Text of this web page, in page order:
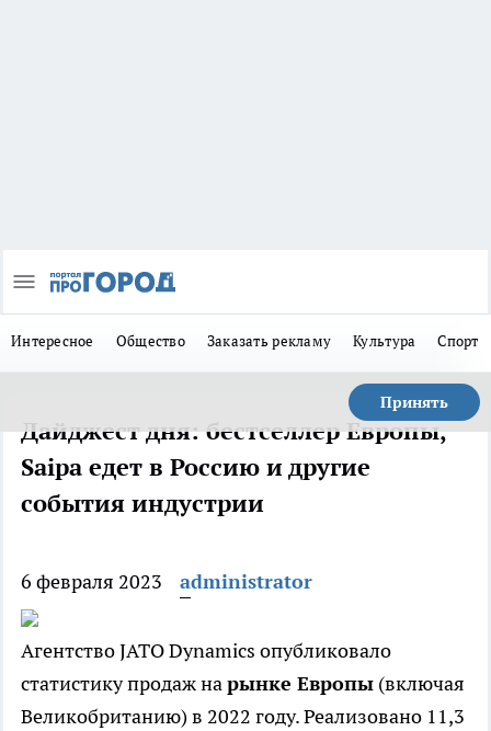
Интересное Общество Заказать рекламу Культура Спорт
Принять
Дайджест дня: бестселлер Европы,
Saipa едет в Россию и другие
события индустрии
6 февраля 2023 administrator
Агентство JATO Dynamics опубликовало
статистику продаж нарынке Европы (включая
Великобританию) в 2022 году. Реализовано 11,3